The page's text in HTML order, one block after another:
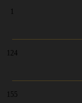
124
155